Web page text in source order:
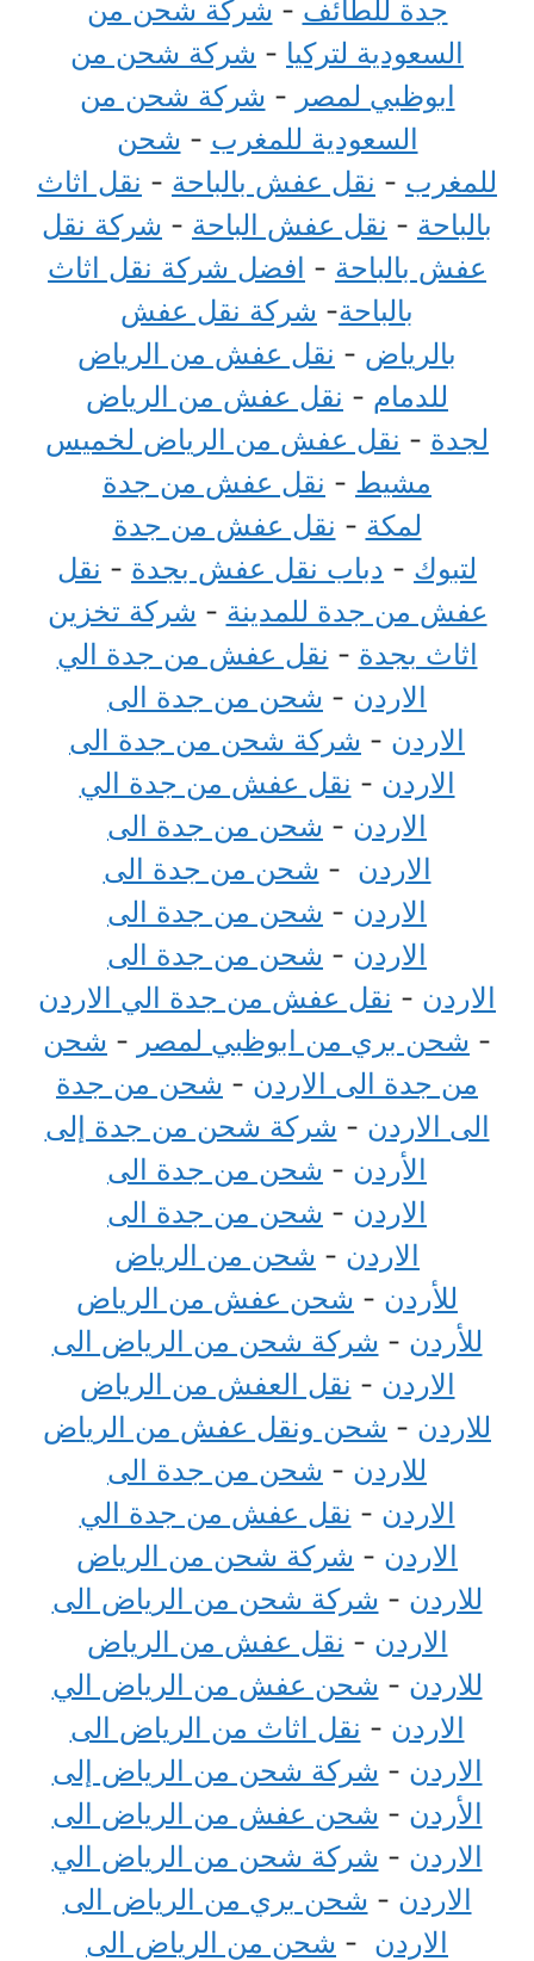
جدة للطائف - شركة شحن من
السعودية لتركيا - شركة شحن من
ابوظبي لمصر - شركة شحن من
السعودية للمغرب - شحن
للمغرب - نقل عفش بالباحة - نقل اثاث
بالباحة - نقل عفش الباحة - شركة نقل
عفش بالباحة - افضل شركة نقل اثاث
بالباحة- شركة نقل عفش
بالرياض - نقل عفش من الرياض
للدمام - نقل عفش من الرياض
لجدة - نقل عفش من الرياض لخميس
مشيط - نقل عفش من جدة
لمكة - نقل عفش من جدة
لتبوك - دباب نقل عفش بجدة - نقل
عفش من جدة للمدينة - شركة تخزين
اثاث بجدة - نقل عفش من جدة الي
الاردن - شحن من جدة الى
الاردن - شركة شحن من جدة الى
الاردن - نقل عفش من جدة الي
الاردن - شحن من جدة الى
الاردن - شحن من جدة الى
الاردن - شحن من جدة الى
الاردن - شحن من جدة الى
الاردن - نقل عفش من جدة الي الاردن
- شحن بري من ابوظبي لمصر - شحن
من جدة الى الاردن - شحن من جدة
الى الاردن - شركة شحن من جدة إلى
الأردن - شحن من جدة الى
الاردن - شحن من جدة الى
الاردن - شحن من الرياض
للأردن - شحن عفش من الرياض
للأردن - شركة شحن من الرياض الى
الاردن - نقل العفش من الرياض
للاردن - شحن ونقل عفش من الرياض
للاردن - شحن من جدة الى
الاردن - نقل عفش من جدة الي
الاردن - شركة شحن من الرياض
للاردن - شركة شحن من الرياض الى
الاردن - نقل عفش من الرياض
للاردن - شحن عفش من الرياض الي
الاردن - نقل اثاث من الرياض الى
الاردن - شركة شحن من الرياض إلى
الأردن - شحن عفش من الرياض الى
الاردن - شركة شحن من الرياض الي
الاردن - شحن بري من الرياض الى
الاردن - شحن من الرياض الى